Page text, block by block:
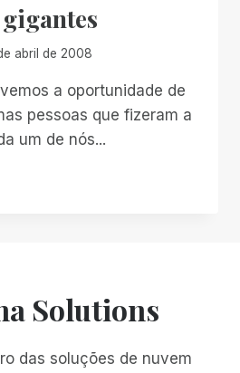
abril de 2008
a oportunidade de
pessoas que fizeram a
um de nós...
Solutions
das soluções de nuvem